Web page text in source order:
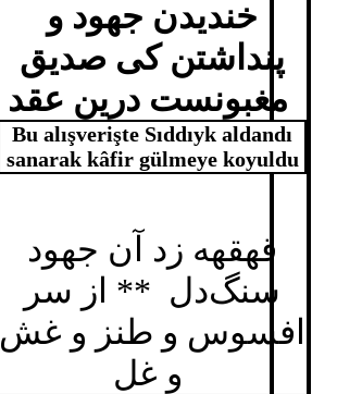
خندیدن جهود و
پنداشتن کی صدیق
Bu alışverişte Sıddıyk aldandı
sanarak kâfir gülmeye koyuldu
قهقهه زد آن جهود
سنگ‌دل ** از سر
افسوس و طنز و غش